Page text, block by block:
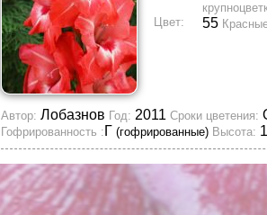
Цвет:
55
Автор: Лобазнов Год: 2011 Сроки цветения:
Гофрированность : Г (гофрированные) Высота: